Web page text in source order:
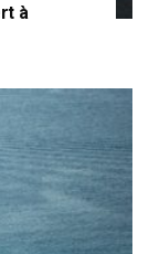
à